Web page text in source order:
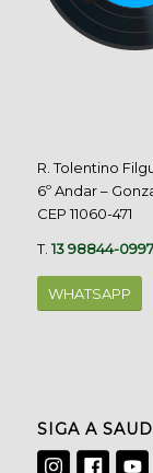
R. Tolentino
6º Andar –
CEP 11060-471
T.13 98844-0997
WHATSAPP
SIGA A